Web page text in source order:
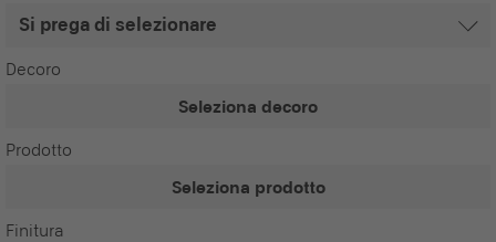
Decoro
Seleziona decoro
Prodotto
Seleziona prodotto
Finitura